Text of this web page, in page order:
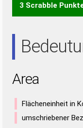
AARE
3 Scrabble
Area
Flächeneinheit in
umschriebener